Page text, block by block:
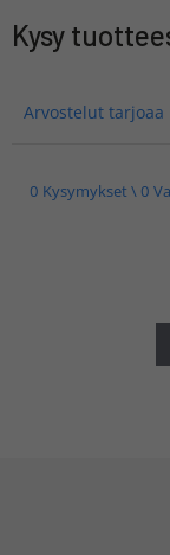
Kysy
Arvostelut tarjoaa
0 Kysymykset \ 0